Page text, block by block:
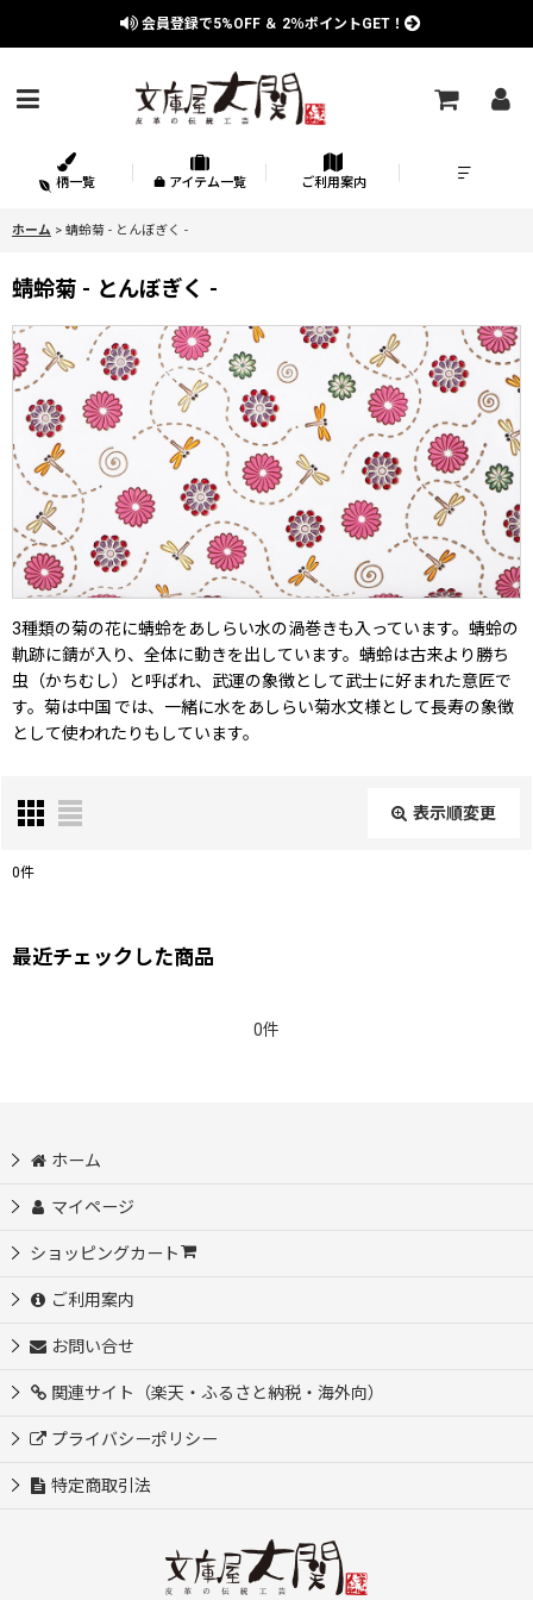
会員登録で5%OFF ＆ 2％ポイントGET！
柄一覧 アイテム一覧 ご利用案内
ホーム > 蜻蛉菊 - とんぼぎく -
蜻蛉菊 - とんぼぎく -
3種類の菊の花に蜻蛉をあしらい水の渦巻きも入っています。蜻蛉の
軌跡に錆が入り、全体に動きを出しています。蜻蛉は古来より勝ち
虫（かちむし）と呼ばれ、武運の象徴として武士に好まれた意匠で
す。菊は中国 では、一緒に水をあしらい菊水文様として長寿の象徴
として使われたりもしています。
表示順変更
在庫あり
0件
最近チェックした商品
0件
ホーム
マイページ
ショッピングカート
ご利用案内
お問い合せ
関連サイト（楽天・ふるさと納税・海外向）
プライバシーポリシー
特定商取引法